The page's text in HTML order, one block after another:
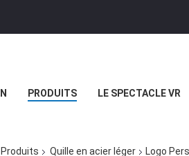
PRODUITS LE SPECTACLE VR
Produits Quille en acier léger Logo